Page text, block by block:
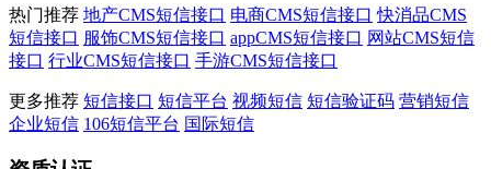
热门推荐 地产CMS短信接口 电商CMS短信接口 快消品CMS
短信接口 服饰CMS短信接口 appCMS短信接口 网站CMS短信
接口 行业CMS短信接口 手游CMS短信接口
更多推荐 短信接口 短信平台 视频短信 短信验证码 营销短信
企业短信 106短信平台 国际短信